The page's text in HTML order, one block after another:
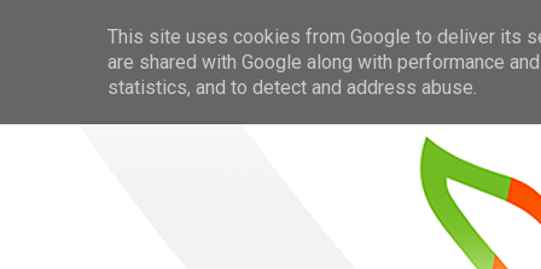
This site uses cookies from Google to deliver its
are shared with Google along with performance
statistics, and to detect and address abuse.